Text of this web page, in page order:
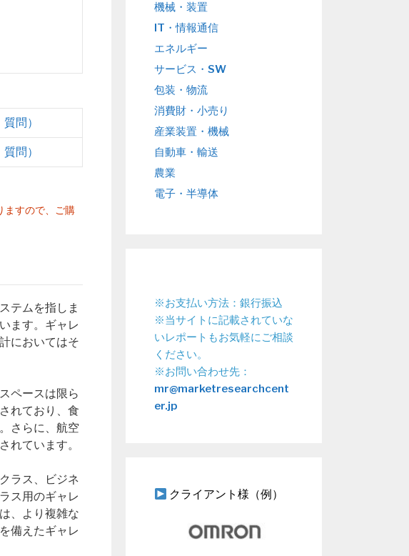
問）
問）
ますので、ご購
テムを指しま
ます。ギャレ
においてはそ
ペースは限ら
れており、食
さらに、航空
れています。
ラス、ビジネ
ス用のギャレ
、より複雑な
備えたギャレ
機械・装置
IT・情報通信
エネルギー
サービス・SW
包装・物流
消費財・小売り
産業装置・機械
自動車・輸送
農業
電子・半導体
※お支払い方法：銀行振込
※当サイトに記載されていな
いレポートもお気軽にご相談
ください。
※お問い合わせ先：
mr@marketresearchcent
er.jp
クライアント様（例）